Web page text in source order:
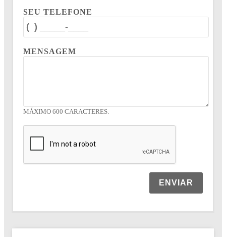
SEU TELEFONE
MENSAGEM
MÁXIMO 600 CARACTERES.
ENVIAR